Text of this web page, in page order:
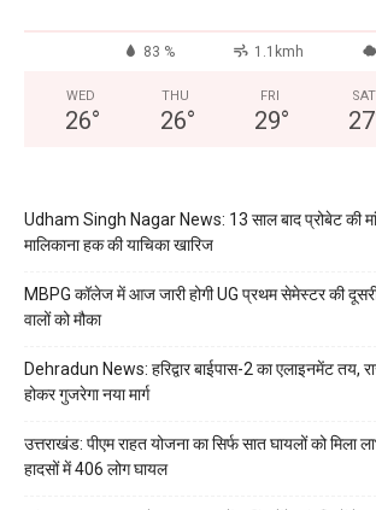
83 % 1.1kmh
WED
26°
THU
26°
FRI
29°
SAT
27
Udham Singh Nagar News: 13 साल बाद प्रोबेट की
मालिकाना हक की याचिका खारिज
MBPG कॉलेज में आज जारी होगी UG प्रथम सेमेस्टर की
वालों को मौका
Dehradun News: हरिद्वार बाईपास-2 का एलाइनमेंट तय,
होकर गुजरेगा नया मार्ग
उत्तराखंड: पीएम राहत योजना का सिर्फ सात घायलों को मिला
हादसों में 406 लोग घायल